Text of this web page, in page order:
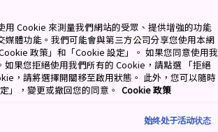
Cookie 來測量我們網站的受眾、提供增強的功能
體功能。我們可能會與第三方公司分享您使用本網
政策」和「Cookie 設定」。 如果您同意使用我
果您拒絕使用我們所有的 Cookie，請點選 「拒絕
，請將選擇開關移至啟用狀態。 此外，您可以隨時
」，變更或撤回您的同意。 Cookie 政策
始终处于活动状态